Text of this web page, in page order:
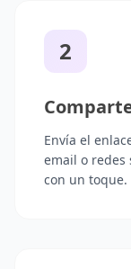
2
Envía el
email o
con un toque.